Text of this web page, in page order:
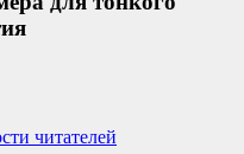
читателей